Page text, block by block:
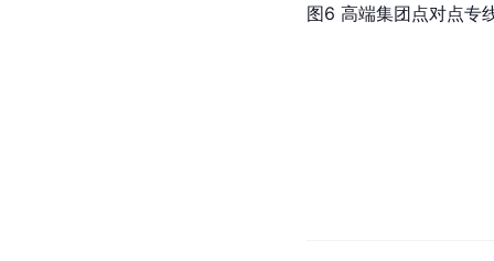
图6 高端集团点对点专